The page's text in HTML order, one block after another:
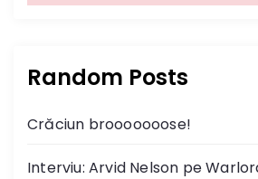
Random Posts
Crăciun brooooooose!
Interviu: Arvid Nelson pe